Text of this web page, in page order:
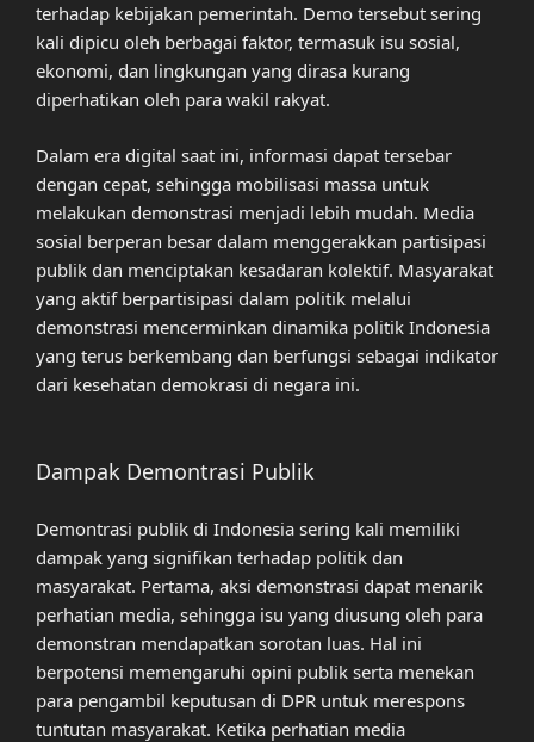
terhadap kebijakan pemerintah. Demo tersebut sering
kali dipicu oleh berbagai faktor, termasuk isu sosial,
ekonomi, dan lingkungan yang dirasa kurang
diperhatikan oleh para wakil rakyat.
Dalam era digital saat ini, informasi dapat tersebar
dengan cepat, sehingga mobilisasi massa untuk
melakukan demonstrasi menjadi lebih mudah. Media
sosial berperan besar dalam menggerakkan partisipasi
publik dan menciptakan kesadaran kolektif. Masyarakat
yang aktif berpartisipasi dalam politik melalui
demonstrasi mencerminkan dinamika politik Indonesia
yang terus berkembang dan berfungsi sebagai indikator
dari kesehatan demokrasi di negara ini.
Dampak Demontrasi Publik
Demontrasi publik di Indonesia sering kali memiliki
dampak yang signifikan terhadap politik dan
masyarakat. Pertama, aksi demonstrasi dapat menarik
perhatian media, sehingga isu yang diusung oleh para
demonstran mendapatkan sorotan luas. Hal ini
berpotensi memengaruhi opini publik serta menekan
para pengambil keputusan di DPR untuk merespons
tuntutan masyarakat. Ketika perhatian media